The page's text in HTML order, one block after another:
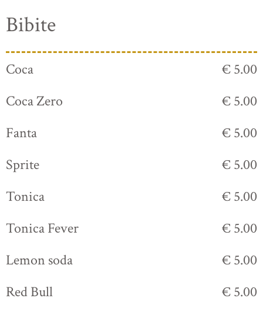
Bibite
Coca
€ 5.00
Coca Zero
€ 5.00
Fanta
€ 5.00
Sprite
€ 5.00
Tonica
€ 5.00
Tonica Fever
€ 5.00
Lemon soda
€ 5.00
Red Bull
€ 5.00